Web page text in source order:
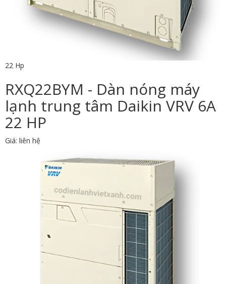
22 Hp
RXQ22BYM - Dàn nóng máy
lạnh trung tâm Daikin VRV 6A
22 HP
Giá: liên hệ